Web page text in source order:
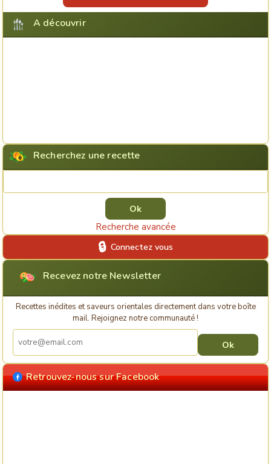
A découvrir
Recherchez une recette
Recherche avancée
Connectez vous
Recevez notre Newsletter
Recettes inédites et saveurs orientales directement dans votre boîte
mail. Rejoignez notre communauté !
Retrouvez-nous sur Facebook